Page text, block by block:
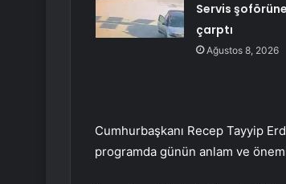
Servis
çarptı
Ağustos 8, 2026
Cumhurbaşkanı Recep Tayyip
programda günün anlam ve